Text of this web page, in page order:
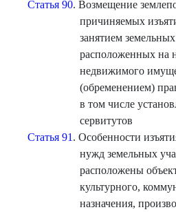
Статья 90. Возмещение
причиняемых
занятием
расположенных на
недвижимого
(обременением)
в том числе
сервитутов
Статья 91 . Особенности
нужд земельных
расположены
культурного,
назначения,